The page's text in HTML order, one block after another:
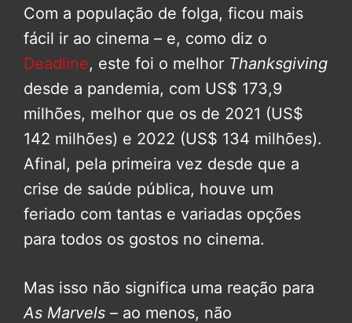
Com a população de folga, ficou mais
fácil ir ao cinema – e, como diz o
Deadline, este foi o melhor Thanksgiving
desde a pandemia, com US$ 173,9
milhões, melhor que os de 2021 (US$
142 milhões) e 2022 (US$ 134 milhões).
Afinal, pela primeira vez desde que a
crise de saúde pública, houve um
feriado com tantas e variadas opções
para todos os gostos no cinema.
Mas isso não significa uma reação para
As Marvels – ao menos, não